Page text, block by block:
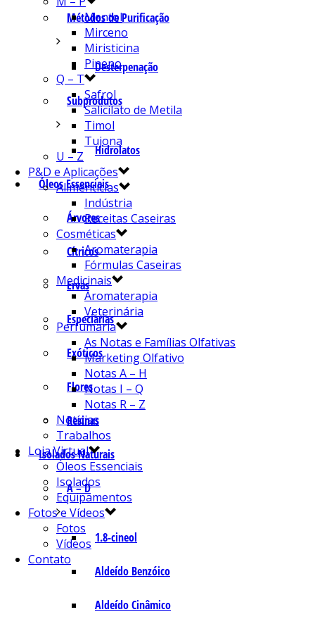
Métodos de Purificação
Desterpenação
Subprodutos
Hidrolatos
Óleos Essenciais
Árvores
Cítricos
Ervas
Especiarias
Exóticos
Flores
Resinas
Isolados Naturais
A – D
1.8-cineol
Aldeído Benzóico
Aldeído Cinâmico
Mentol
Mirceno
Miristicina
Pineno
Q – T
Safrol
Salicilato de Metila
Timol
Tujona
U – Z
P&D e Aplicações
Alimentícias
Indústria
Receitas Caseiras
Cosméticas
Aromaterapia
Fórmulas Caseiras
Medicinais
Aromaterapia
Veterinária
Perfumaria
As Notas e Famílias Olfativas
Marketing Olfativo
Notas A – H
Notas I – Q
Notas R – Z
Notícias
Trabalhos
Loja Virtual
Óleos Essenciais
Isolados
Equipamentos
Fotos e Vídeos
Fotos
Vídeos
Contato